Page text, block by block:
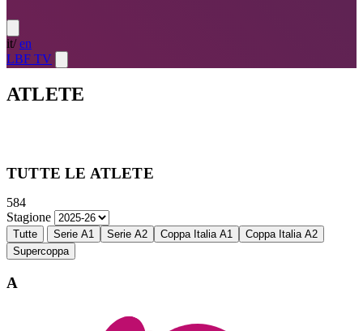
it/ en
LBF TV
ATLETE
TUTTE LE ATLETE
584
Stagione
Tutte Serie A1 Serie A2 Coppa Italia A1
Coppa Italia A2
Supercoppa
A